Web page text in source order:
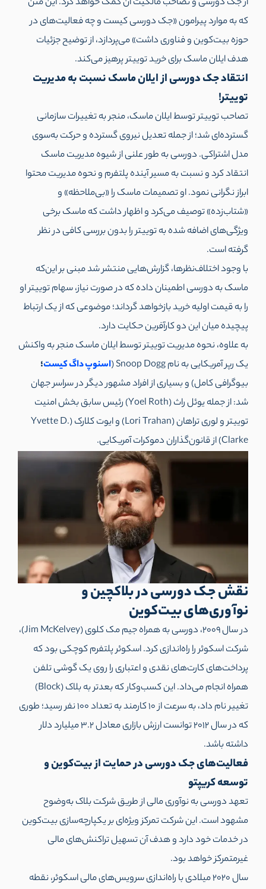
که به موارد پیرامون «جک دورسی کیست و چه فعالیت‌های در
حوزه بیت‌کوین و فناوری داشت» می‌پردازد، از توضیح جزئیات
هدف ایلان ماسک برای خرید توییتر پرهیز می‌کند.
انتقاد جک دورسی از ایلان ماسک نسبت به مدیریت
توییتر!
تصاحب توییتر توسط ایلان ماسک، منجر به تغییرات سازمانی
گسترده‌ای شد؛ از جمله تعدیل نیروی گسترده و حرکت به‌سوی
مدل اشتراکی. دورسی به طور علنی از شیوه مدیریت ماسک
انتقاد کرد و نسبت به مسیر آینده پلتفرم و نحوه مدیریت محتوا
ابراز نگرانی نمود. او تصمیمات ماسک را «بی‌ملاحظه» و
«شتاب‌زده» توصیف می‌کرد و اظهار داشت که ماسک برخی
ویژگی‌های اضافه شده به توییتر را بدون بررسی کافی در نظر
گرفته است.
با وجود اختلاف‌نظرها، گزارش‌هایی منتشر شد مبنی بر این‌که
ماسک به دورسی اطمینان داده که در صورت نیاز، سهام توییتر او
را به قیمت اولیه خرید بازخواهد گرداند؛ موضوعی که از یک ارتباط
پیچیده میان این دو کارآفرین حکایت دارد.
به علاوه، نحوه مدیریت توییتر توسط ایلان ماسک منجر به واکنش
یک رپر آمریکایی به نام Snoop Dogg (
اسنوپ داگ کیست؛
بیوگرافی کامل) و بسیاری از افراد مشهور دیگر در سراسر جهان
شد: از جمله یوئل راث (Yoel Roth) رئیس سابق بخش امنیت
توییتر و لوری تراهان (Lori Trahan) و ایوت کلارک (Yvette D.
Clarke) از قانون‌گذاران دموکرات آمریکایی.
نقش جک دورسی در بلاکچین و
نوآوری‌های بیت‌کوین
در سال 2009، دورسی به همراه جیم مک کلوی (Jim McKelvey)،
شرکت اسکوئر را راه‌اندازی کرد. اسکوئر پلتفرم کوچکی بود که
پرداخت‌های کارت‌های نقدی و اعتباری را روی یک گوشی تلفن
همراه انجام می‌داد. این کسب‌وکار که بعدتر به بلاک (Block)
تغییر نام داد، به سرعت از 10 کارمند به تعداد 100 نفر رسید؛ طوری
که در سال 2012 توانست ارزش بازاری معادل 3.2 میلیارد دلار
داشته باشد.
فعالیت‌های جک دورسی در حمایت از بیت‌کوین و
توسعه کریپتو
تعهد دورسی به نوآوری مالی از طریق شرکت بلاک به‌وضوح
مشهود است. این شرکت تمرکز ویژه‌ای بر یکپارچه‌سازی بیت‌کوین
در خدمات خود دارد و هدف آن تسهیل تراکنش‌های مالی
غیرمتمرکز خواهد بود.
سال 2020 میلادی با راه‌اندازی سرویس‌های مالی اسکوئر، نقطه